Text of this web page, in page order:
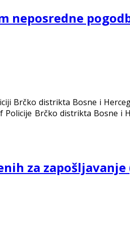
neposredne
Brčko distrikta Bosne i
Policije Brčko distrikta Bosne
za